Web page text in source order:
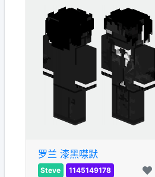
罗兰 漆黑噤默
Steve 1145149178